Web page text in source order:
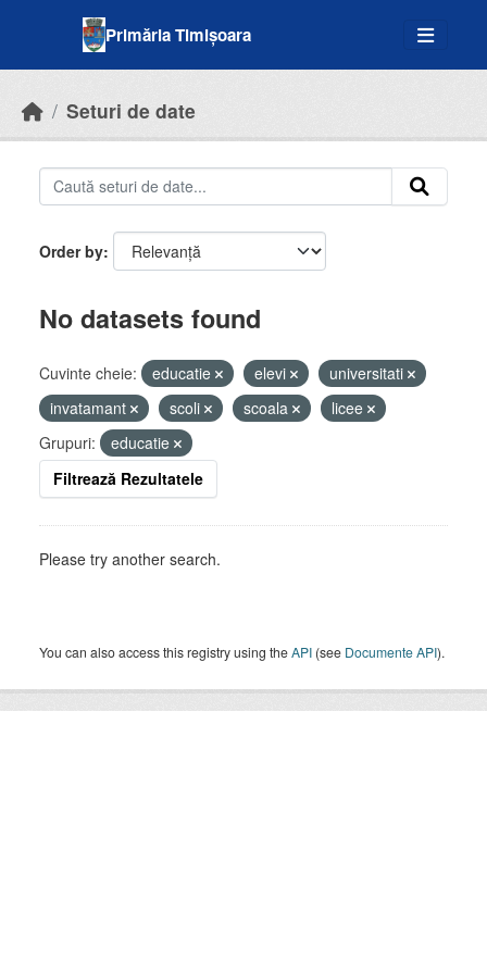
Primăria Timișoara
Seturi de date
Order by
No datasets found
Cuvinte cheie: educatie elevi
universitati
invatamant
scoli scoala
licee
Grupuri:
educatie
Filtrează Rezultatele
Please try another search.
You can also access this registry using theAPI (see Documente API).